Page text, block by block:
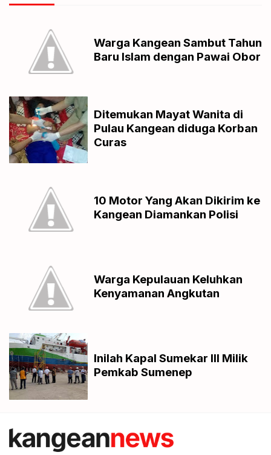
Warga Kangean Sambut Tahun
Baru Islam dengan Pawai Obor
Ditemukan Mayat Wanita di
Pulau Kangean diduga Korban
Curas
10 Motor Yang Akan Dikirim ke
Kangean Diamankan Polisi
Warga Kepulauan Keluhkan
Kenyamanan Angkutan
Inilah Kapal Sumekar III Milik
Pemkab Sumenep